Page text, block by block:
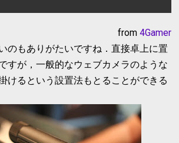
from 4Gamer
のもありがたいですね．直接卓上に置
すが，一般的なウェブカメラのような
けるという設置法もとることができる